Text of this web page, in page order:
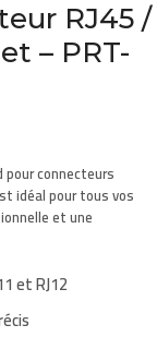
RJ45 /
– PRT-
pour connecteurs
idéal pour tous vos
et une
et RJ12